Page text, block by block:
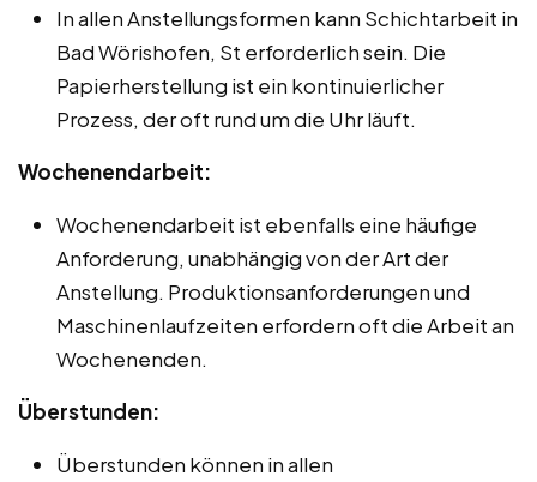
In allen Anstellungsformen kann Schichtarbeit in
Bad Wörishofen, St erforderlich sein. Die
Papierherstellung ist ein kontinuierlicher
Prozess, der oft rund um die Uhr läuft.
Wochenendarbeit:
Wochenendarbeit ist ebenfalls eine häufige
Anforderung, unabhängig von der Art der
Anstellung. Produktionsanforderungen und
Maschinenlaufzeiten erfordern oft die Arbeit an
Wochenenden.
Überstunden:
Überstunden können in allen